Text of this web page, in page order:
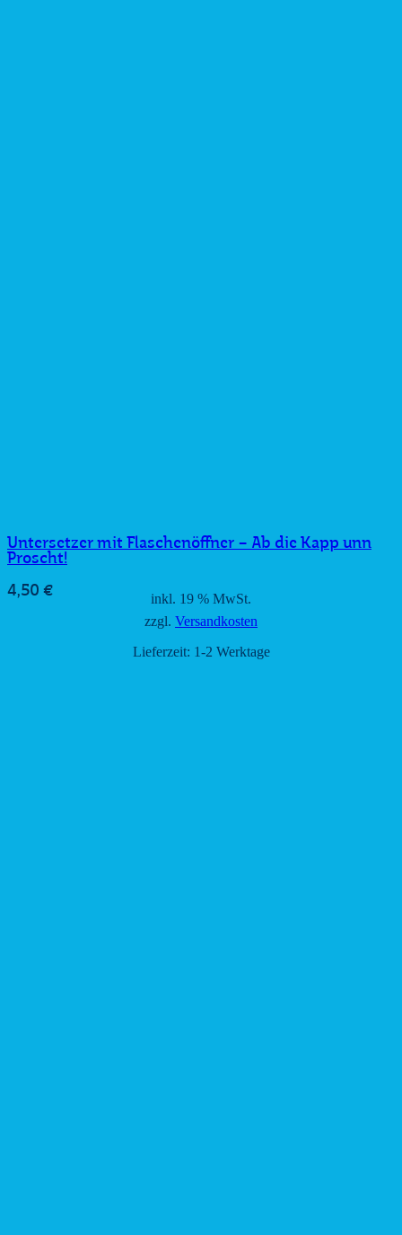
Untersetzer mit Flaschenöffner – Ab die Kapp unn
Proscht!
4,50 €
inkl. 19 % MwSt.
zzgl. Versandkosten
Lieferzeit: 1-2 Werktage